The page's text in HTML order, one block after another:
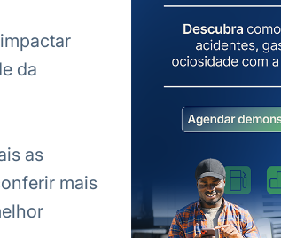
da
as
mais